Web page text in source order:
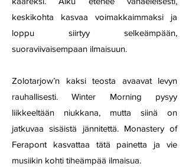
keskikohta kasvaa voimakkaimmaksi ja
loppu siirtyy selkeämpään,
suoraviivaisempaan ilmaisuun.
Zolotarjow’n kaksi teosta avaavat levyn
rauhallisesti. Winter Morning pysyy
liikkeeltään niukkana, mutta siinä on
jatkuvaa sisäistä jännitettä. Monastery of
Ferapont kasvattaa tätä painetta ja vie
musiikin kohti tiheämpää ilmaisua.